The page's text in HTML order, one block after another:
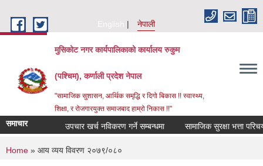
English
नेपाली
मुसिकोट नगर कार्यपालिकाको कार्यालय रुकुम
(पश्चिम), कर्णाली प्रदेश नेपाल
"सामाजिक सुशासन, आर्थिक समृद्धि र दिगो बिकास !! स्वास्थ्य,
शिक्षा, र रोजगारयुक्त समाजबाद हाम्रो निकास !!"
समाचार उपचार खर्च नविकरण गर्ने सम्बन्धमा
You are here
Home » आय व्यय विवरण २०७९/०८०